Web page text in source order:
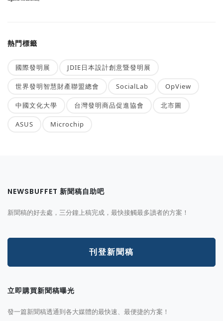
熱門標籤
國際發明展 JDIE日本設計創意暨發明展
世界發明智慧財產聯盟總會 SocialLab OpView
中國文化大學 台灣發明商品促進協會 北市圖
ASUS Microchip
NEWSBUFFET 新聞稿自助吧
新聞稿的好去處，三分鐘上稿完成，最快接觸最多讀者的方案！
刊登新聞稿
立即購買新聞稿曝光
發一篇新聞稿透通到各大媒體的最快速、最便捷的方案！